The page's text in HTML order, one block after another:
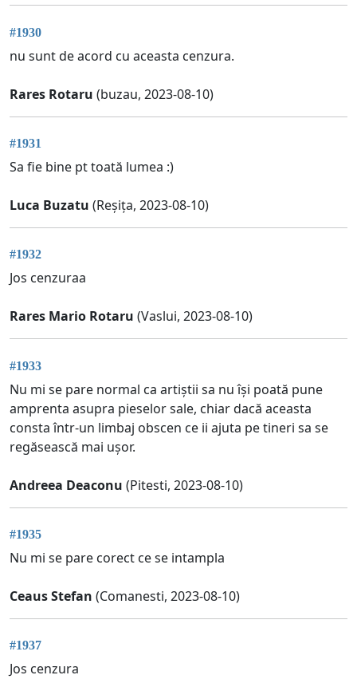
#1930
nu sunt de acord cu aceasta cenzura.
Rares Rotaru (buzau, 2023-08-10)
#1931
Sa fie bine pt toată lumea :)
Luca Buzatu (Reșița, 2023-08-10)
#1932
Jos cenzuraa
Rares Mario Rotaru (Vaslui, 2023-08-10)
#1933
Nu mi se pare normal ca artiștii sa nu își poată pune
amprenta asupra pieselor sale, chiar dacă aceasta
consta într-un limbaj obscen ce ii ajuta pe tineri sa se
regăsească mai ușor.
Andreea Deaconu (Pitesti, 2023-08-10)
#1935
Nu mi se pare corect ce se intampla
Ceaus Stefan (Comanesti, 2023-08-10)
#1937
Jos cenzura